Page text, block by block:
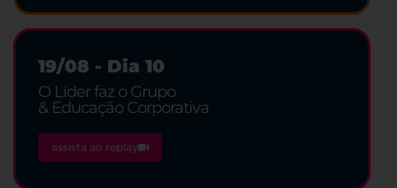
19/08 - Dia 10
O Líder faz o Grupo
& Educação Corporativa
assista ao replay